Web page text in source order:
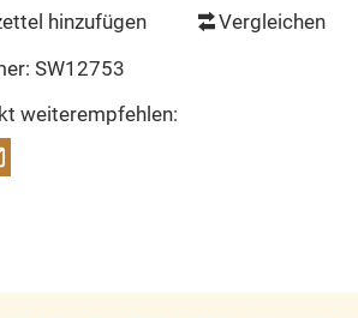
hinzufügen
Vergleichen
SW12753
weiterempfehlen: